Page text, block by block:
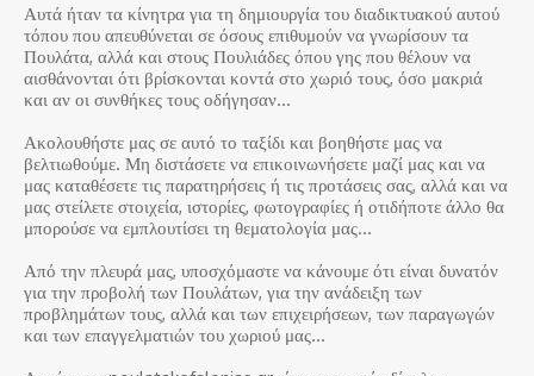
Αυτά ήταν τα κίνητρα για τη δημιουργία του διαδικτυακού αυτού
τόπου που απευθύνεται σε όσους επιθυμούν να γνωρίσουν τα
Πουλάτα, αλλά και στους Πουλιάδες όπου γης που θέλουν να
αισθάνονται ότι βρίσκονται κοντά στο χωριό τους, όσο μακριά
και αν οι συνθήκες τους οδήγησαν…
Ακολουθήστε μας σε αυτό το ταξίδι και βοηθήστε μας να
βελτιωθούμε. Μη διστάσετε να επικοινωνήσετε μαζί μας και να
μας καταθέσετε τις παρατηρήσεις ή τις προτάσεις σας, αλλά και να
μας στείλετε στοιχεία, ιστορίες, φωτογραφίες ή οτιδήποτε άλλο θα
μπορούσε να εμπλουτίσει τη θεματολογία μας…
Από την πλευρά μας, υποσχόμαστε να κάνουμε ότι είναι δυνατόν
για την προβολή των Πουλάτων, για την ανάδειξη των
προβλημάτων τους, αλλά και των επιχειρήσεων, των παραγωγών
και των επαγγελματιών του χωριού μας…